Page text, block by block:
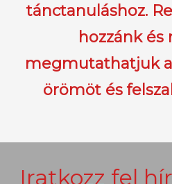
tánctanuláshoz.
hozzánk és
megmutathatjuk
örömöt és
Iratkozz fel